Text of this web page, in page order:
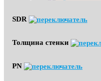
SDR
Толщина стенки
PN